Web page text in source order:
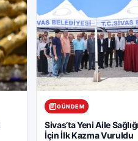
GÜNDEM
Sivas’ta Yeni Aile
İçin İlk Kazma Vuruldu